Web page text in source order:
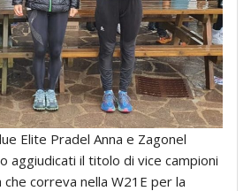
Elite Pradel Anna e Zagonel
aggiudicati il titolo di vice campioni
che correva nella W21E per la